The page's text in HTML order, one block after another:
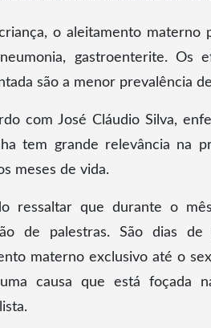
o aleitamento materno
gastroenterite. Os
são a menor prevalência
com José Cláudio Silva,
tem grande relevância na
meses de vida.
ressaltar que durante o
de palestras. São dias
materno exclusivo até o
causa que está foçada